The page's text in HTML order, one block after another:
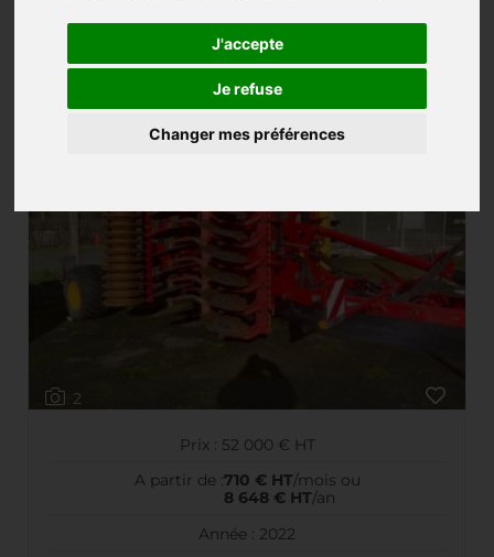
J'accepte
Je refuse
Changer mes préférences
CARRIER XL 525 Vaderstad
2
Prix : 52 000 € HT
A partir de :710 € HT/mois ou
8 648 € HT/an
Année : 2022